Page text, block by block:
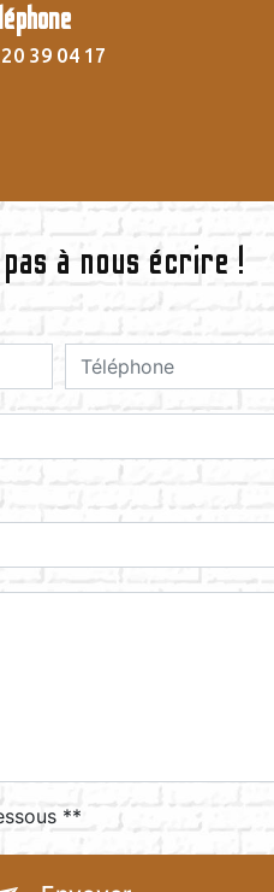
39 04 17
à nous écrire !
**